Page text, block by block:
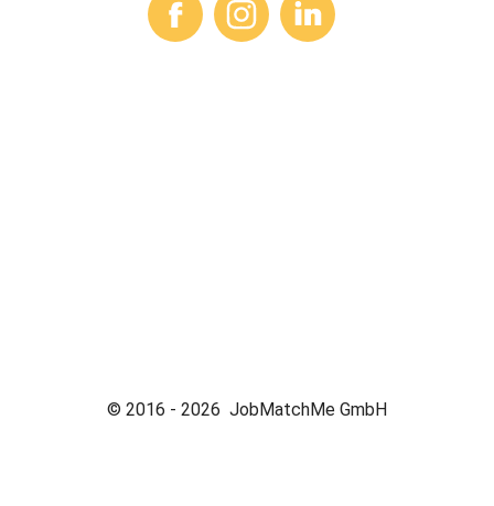
© 2016 - 2026 JobMatchMe GmbH